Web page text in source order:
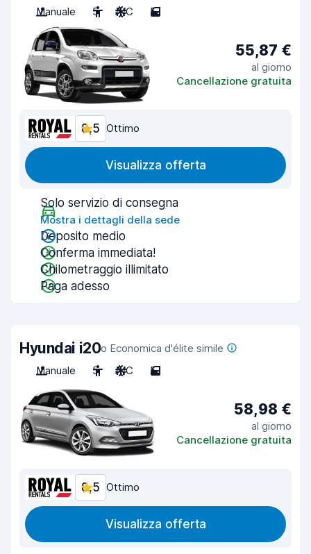
Manuale 5 A/C 5
55,87 €
al giorno
Cancellazione gratuita
8,5 Ottimo
Visualizza offerta
Solo servizio di consegna
Mostra i dettagli della sede
Deposito medio
Conferma immediata!
Chilometraggio illimitato
Paga adesso
Hyundai i20o Economica d'élite simile
Manuale
5 A/C 5
58,98 €
al giorno
Cancellazione gratuita
8,5 Ottimo
Visualizza offerta